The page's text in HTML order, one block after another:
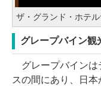
ザ・グランド・ホテ
グレープバイン観
グレープバインは
スの間にあり、日